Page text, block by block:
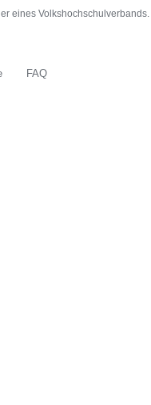
eines Volkshochschulverbands.
FAQ